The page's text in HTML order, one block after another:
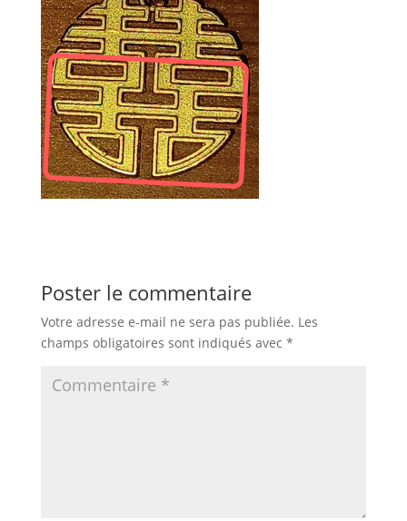
Poster le commentaire
Votre adresse e-mail ne sera pas publiée. Les
champs obligatoires sont indiqués avec *